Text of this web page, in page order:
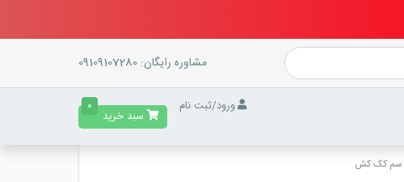
مشاوره رایگان: 09109107280
ورود/ثبت نام 0
سبد خرید
سم کک کش